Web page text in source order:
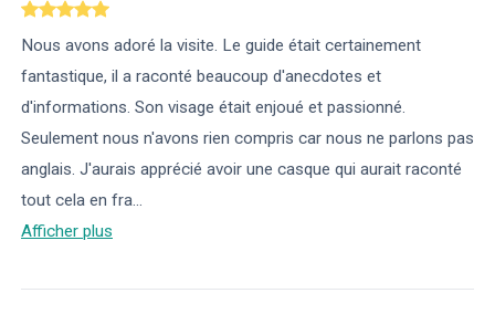
Nous avons adoré la visite. Le guide était certainement
fantastique, il a raconté beaucoup d'anecdotes et
d'informations. Son visage était enjoué et passionné.
Seulement nous n'avons rien compris car nous ne parlons pas
anglais. J'aurais apprécié avoir une casque qui aurait raconté
tout cela en fra...
Afficher plus